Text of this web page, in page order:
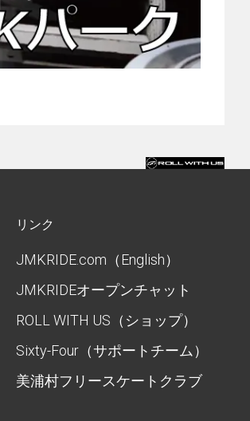
リンク
JMKRIDE.com（English）
JMKRIDEオープンチャット
ROLL WITH US（ショップ）
Sixty-Four（サポートチーム）
美浦村フリースケートクラブ